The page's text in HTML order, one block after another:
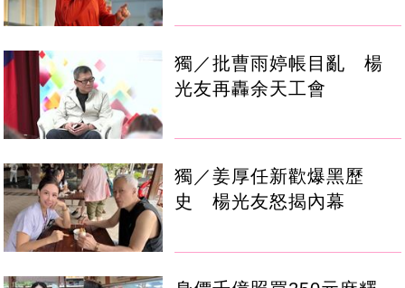
獨／批曹雨婷帳目亂 楊
光友再轟余天工會
獨／姜厚任新歡爆黑歷
史 楊光友怒揭內幕